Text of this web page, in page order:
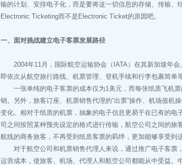
输的计划、安排电子化，而是要将这一切信息的存储、传输
Electronic Ticketing而不是Electronic Ticket的原因吧。
一、面对挑战建立电子客票发展路径
2004年11月，国际航空运输协会（IATA）在其新加坡年会
即依次从航空旅行路线、机票管理、登机手续和行李包裹简单
一张单纯的电子客票的成本仅为1美元，而每张纸质飞机票
销。另外，旅客订座、机票销售代理的“出票”操作、机场值机
变化。相对于纸质的机票，抽象的电子信息更易于在已有的
司之间按照某种预先设定的格式进行传输，航空公司之间的
航线的商务旅客，不再受到纸质客票的羁绊，更加能够享受到
对于航空公司和机票销售代理人来说，通过推广电子客票
运营成本，使旅客、机场、代理人和航空公司都能从中受益